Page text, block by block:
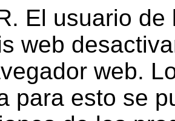
El usuario
web
web.
para esto se